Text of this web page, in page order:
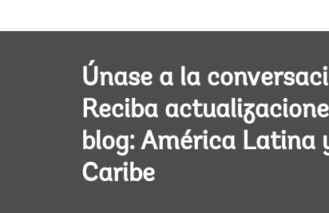
Únase a la
Reciba
blog: América Latina
Caribe